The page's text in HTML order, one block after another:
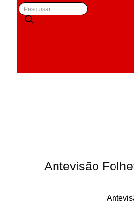
Antevisão